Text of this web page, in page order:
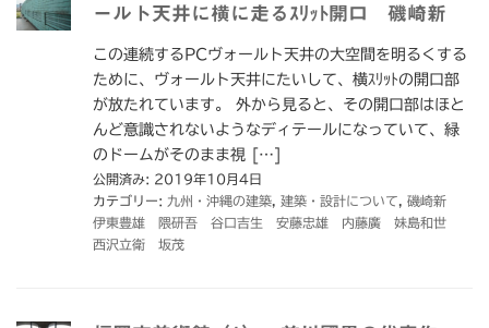
ールト天井に横に走るｽﾘｯﾄ開口 磯崎新
この連続するPCヴォールト天井の大空間を明るくする
ために、ヴォールト天井にたいして、横ｽﾘｯﾄの開口部
が放たれています。 外から見ると、その開口部はほと
んど意識されないようなディテールになっていて、緑
のドームがそのまま視 […]
公開済み: 2019年10月4日
カテゴリー: 九州・沖縄の建築 建築・設計について
磯崎新
伊東豊雄 隈研吾 谷口吉生 安藤忠雄 内藤廣 妹島和世
西沢立衛 坂茂